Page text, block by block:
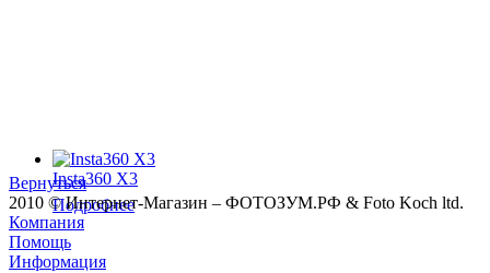
Insta360 X3
Подробнее
Вернуться
2010 © Интернет-Магазин – ФОТОЗУМ.РФ & Foto Koch ltd.
Компания
Помощь
Информация